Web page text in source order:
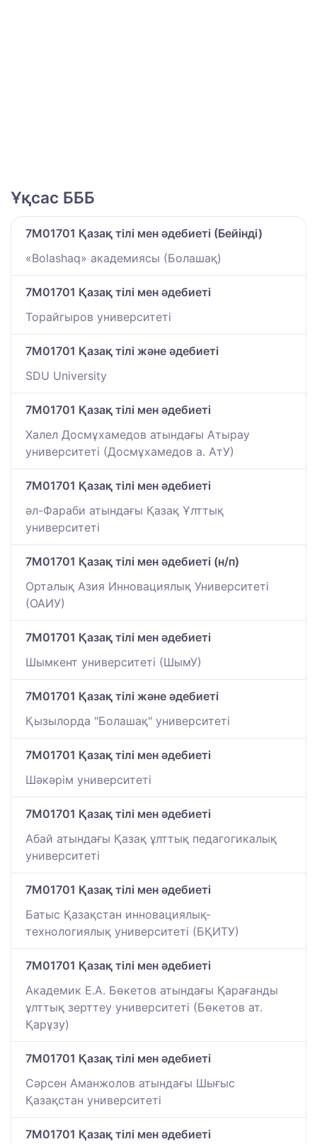
Ұқсас БББ
7M01701 Қазақ тілі мен әдебиеті (Бейінді)
«Bolashaq» академиясы (Болашақ)
7M01701 Қазақ тілі мен әдебиеті
Торайгыров университеті
7M01701 Қазақ тілі және әдебиеті
SDU University
7M01701 Қазақ тілі мен әдебиеті
Халел Досмұхамедов атындағы Атырау
университеті (Досмұхамедов а. АтУ)
7M01701 Қазақ тілі мен әдебиеті
әл-Фараби атындағы Қазақ Ұлттық
университеті
7M01701 Қазақ тілі мен әдебиеті (н/п)
Орталық Азия Инновациялық Университеті
(ОАИУ)
7M01701 Қазақ тілі мен әдебиеті
Шымкент университеті (ШымУ)
7M01701 Қазақ тілі және әдебиеті
Қызылорда "Болашақ" университеті
7M01701 Қазақ тілі мен әдебиеті
Шәкәрім университеті
7M01701 Қазақ тілі мен әдебиеті
Абай атындағы Қазақ ұлттық педагогикалық
университеті
7M01701 Қазақ тілі мен әдебиеті
Батыс Қазақстан инновациялық-
технологиялық университеті (БҚИТУ)
7M01701 Қазақ тілі мен әдебиеті
Академик Е.А. Бөкетов атындағы Қарағанды
ұлттық зерттеу университеті (Бөкетов ат.
Қарұзу)
7M01701 Қазақ тілі мен әдебиеті
Сәрсен Аманжолов атындағы Шығыс
Қазақстан университеті
7M01701 Қазақ тілі мен әдебиеті